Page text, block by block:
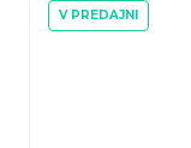
V PREDAJNI